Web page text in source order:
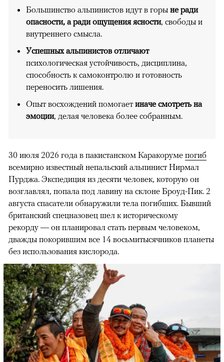
Большинство альпинистов идут в горы не ради
опасности, а ради ощущения ясности, свободы и
внутреннего смысла.
Успешных альпинистов отличают
психологическая устойчивость, дисциплина,
способность к самоконтролю и готовность
переносить лишения.
Опыт восхождений помогает иначе смотреть на
эмоции, делая человека более собранным.
30 июля 2026 года в пакистанском Каракоруме погиб
всемирно известный непальский альпинист Нирмал
Пурджа. Экспедиция из десяти человек, которую он
возглавлял, попала под лавину на склоне Броуд-Пик. 2
августа спасатели обнаружили тела погибших. Бывший
британский спецназовец шел к историческому
рекорду — он планировал стать первым человеком,
дважды покорившим все 14 восьмитысячников планеты
без использования кислорода.